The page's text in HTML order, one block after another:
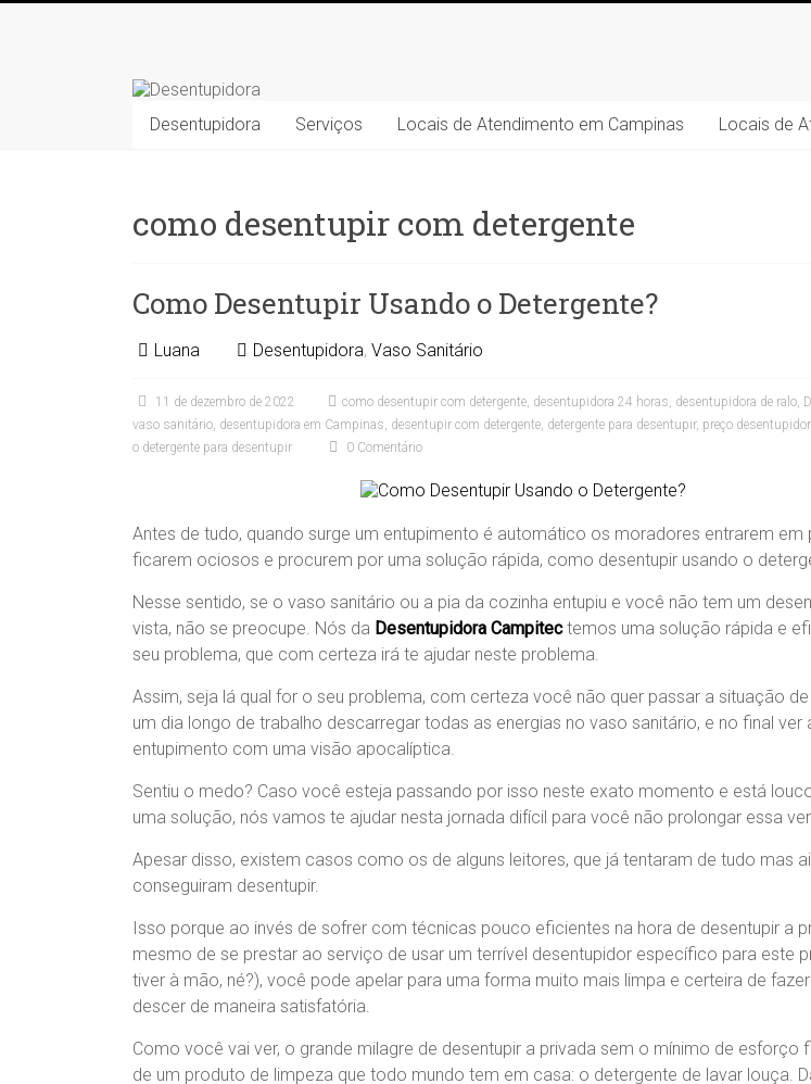
Desentupidora
Desentupidora
em
30
mais
barato!!
Desentupidora Serviços Locais de Atendimento em Campinas Locais de
como desentupir com detergente
Como Desentupir Usando o Detergente?
Luana Desentupidora, Vaso Sanitário
11 de dezembro de 2022 como desentupir com detergente, desentupidora 24 horas, desentupidora de ralo,
vaso sanitário, desentupidora em Campinas, desentupir com detergente, detergente para desentupir, preço
o detergente para desentupir
0 Comentário
Antes de tudo, quando surge um entupimento é automático os moradores entrarem em
ficarem ociosos e procurem por uma solução rápida, como desentupir usando o
Nesse sentido, se o vaso sanitário ou a pia da cozinha entupiu e você não tem um
vista, não se preocupe. Nós da Desentupidora Campitec temos uma solução rápida e
seu problema, que com certeza irá te ajudar neste problema.
Assim, seja lá qual for o seu problema, com certeza você não quer passar a situação
um dia longo de trabalho descarregar todas as energias no vaso sanitário, e no final ver
entupimento com uma visão apocalíptica.
Sentiu o medo? Caso você esteja passando por isso neste exato momento e está
uma solução, nós vamos te ajudar nesta jornada difícil para você não prolongar essa
Apesar disso, existem casos como os de alguns leitores, que já tentaram de tudo mas
conseguiram desentupir.
Isso porque ao invés de sofrer com técnicas pouco eficientes na hora de desentupir a
mesmo de se prestar ao serviço de usar um terrível desentupidor específico para este
tiver à mão, né?), você pode apelar para uma forma muito mais limpa e certeira de fazer
descer de maneira satisfatória.
Como você vai ver, o grande milagre de desentupir a privada sem o mínimo de esforço
de um produto de limpeza que todo mundo tem em casa: o detergente de lavar louça.